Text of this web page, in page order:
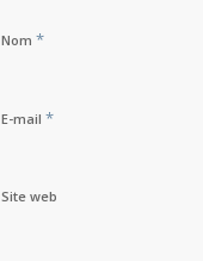
Nom *
E-mail *
Site web